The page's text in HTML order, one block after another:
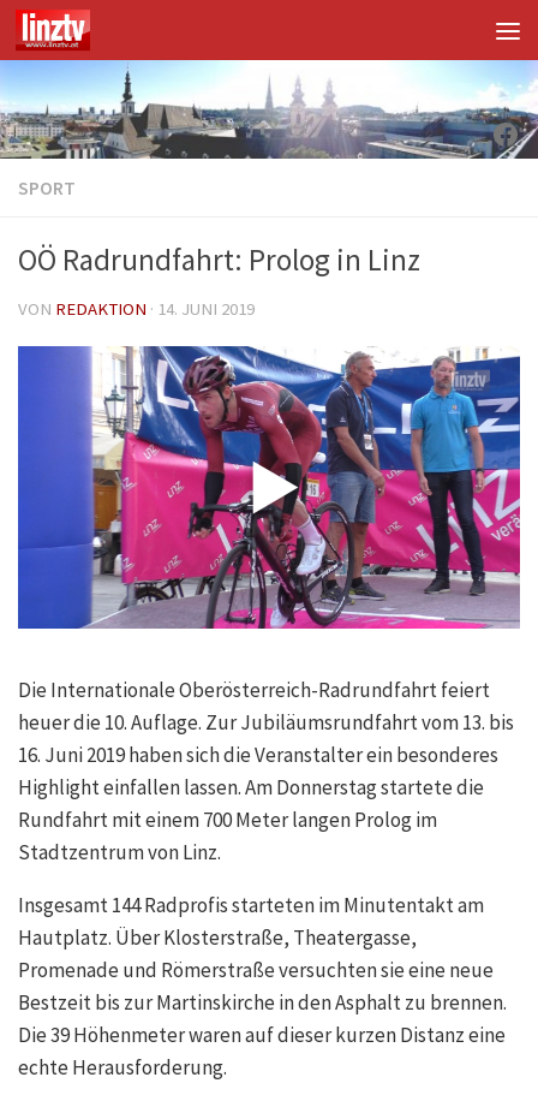
Unter dem Inhalt
SPORT
OÖ Radrundfahrt: Prolog in Linz
VON REDAKTION · 14. JUNI 2019
Die Internationale Oberösterreich-Radrundfahrt feiert
heuer die 10. Auflage. Zur Jubiläumsrundfahrt vom 13. bis
16. Juni 2019 haben sich die Veranstalter ein besonderes
Highlight einfallen lassen. Am Donnerstag startete die
Rundfahrt mit einem 700 Meter langen Prolog im
Stadtzentrum von Linz.
Insgesamt 144 Radprofis starteten im Minutentakt am
Hautplatz. Über Klosterstraße, Theatergasse,
Promenade und Römerstraße versuchten sie eine neue
Bestzeit bis zur Martinskirche in den Asphalt zu brennen.
Die 39 Höhenmeter waren auf dieser kurzen Distanz eine
echte Herausforderung.